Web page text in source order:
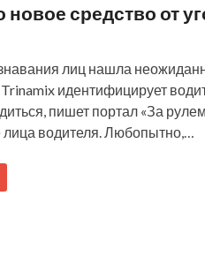
средство от
лиц нашла
идентифицирует
пишет портал «За
водителя. Любопытно,…